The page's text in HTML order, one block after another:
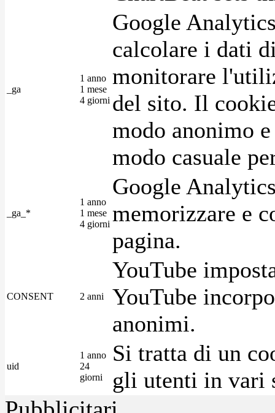
_ga
1 anno
1 mese
4 giorni
Google
calcolare i dati
monitorare
del sito. Il
modo anonimo
modo casuale
_ga_*
1 anno
1 mese
4 giorni
Google
memorizzare e
pagina.
CONSENT 2 anni
YouTube
YouTube
anonimi.
uid
1 anno
24
giorni
Si tratta di un
gli utenti in vari